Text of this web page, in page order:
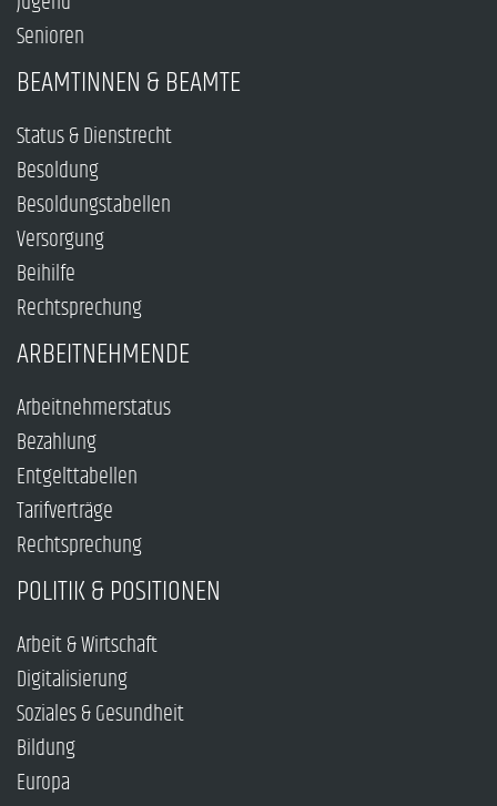
Senioren
BEAMTINNEN & BEAMTE
Status & Dienstrecht
Besoldung
Besoldungstabellen
Versorgung
Beihilfe
Rechtsprechung
ARBEITNEHMENDE
Arbeitnehmerstatus
Bezahlung
Entgelttabellen
Tarifverträge
Rechtsprechung
POLITIK & POSITIONEN
Arbeit & Wirtschaft
Digitalisierung
Soziales & Gesundheit
Bildung
Europa